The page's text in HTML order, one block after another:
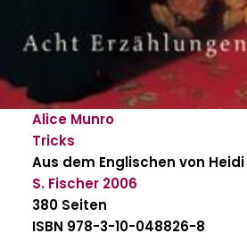
Alice Munro
Tricks
Aus dem Englischen von
S. Fischer 2006
380 Seiten
ISBN 978-3-10-048826-8